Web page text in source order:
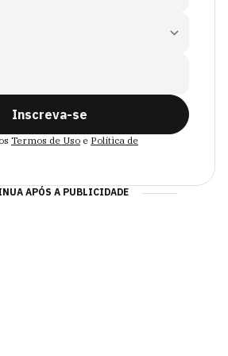
Inscreva-se
Termos de Uso e Política de
APÓS A PUBLICIDADE